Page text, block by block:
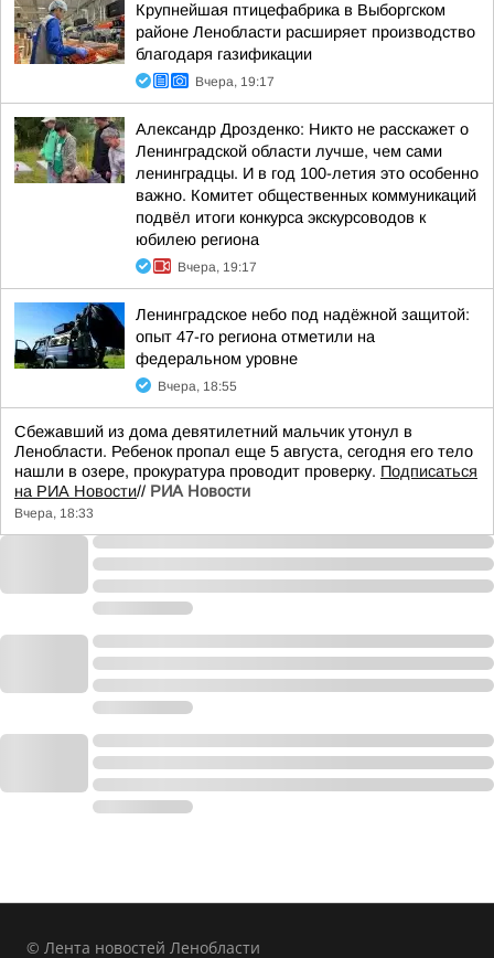
Крупнейшая птицефабрика в Выборгском
районе Ленобласти расширяет производство
благодаря газификации
Вчера, 19:17
Александр Дрозденко: Никто не расскажет о
Ленинградской области лучше, чем сами
ленинградцы. И в год 100-летия это особенно
важно. Комитет общественных коммуникаций
подвёл итоги конкурса экскурсоводов к
юбилею региона
Вчера, 19:17
Ленинградское небо под надёжной защитой:
опыт 47-го региона отметили на
федеральном уровне
Вчера, 18:55
Сбежавший из дома девятилетний мальчик утонул в
Ленобласти. Ребенок пропал еще 5 августа, сегодня его тело
нашли в озере, прокуратура проводит проверку. Подписаться
на РИА Новости// РИА Новости
Вчера, 18:33
© Лента новостей Ленобласти